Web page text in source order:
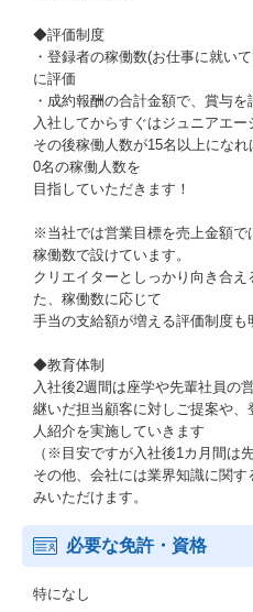
◆評価制度
・登録者の稼働数(お仕事に就い
に評価
・成約報酬の合計金額で、賞与を
入社してからすぐはジュニアエー
その後稼働人数が15名以上にな
0名の稼働人数を
目指していただきます！
※当社では営業目標を売上金額で
稼働数で設けています。
クリエイターとしっかり向き合
た、稼働数に応じて
手当の支給額が増える評価制度も
◆教育体制
入社後2週間は座学や先輩社員の
継いだ担当顧客に対しご提案や
人紹介を実施していきます
（※目安ですが入社後1カ月間は
その他、会社には業界知識に関
みいただけます。
必要な免許・資格
特になし